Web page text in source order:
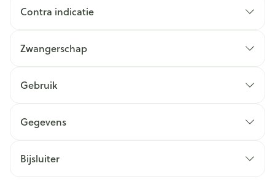
Contra indicatie
Zwangerschap
Gebruik
Gegevens
Bijsluiter